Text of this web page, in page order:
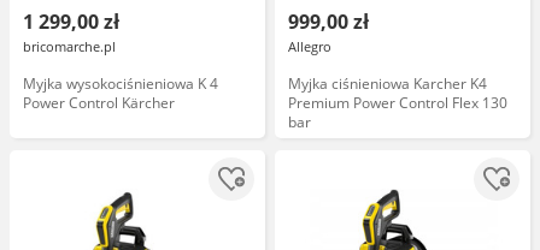
1 299,00 zł
bricomarche.pl
Myjka wysokociśnieniowa K 4
Power Control Kärcher
999,00 zł
Allegro
Myjka ciśnieniowa Karcher K4
Premium Power Control Flex 130
bar